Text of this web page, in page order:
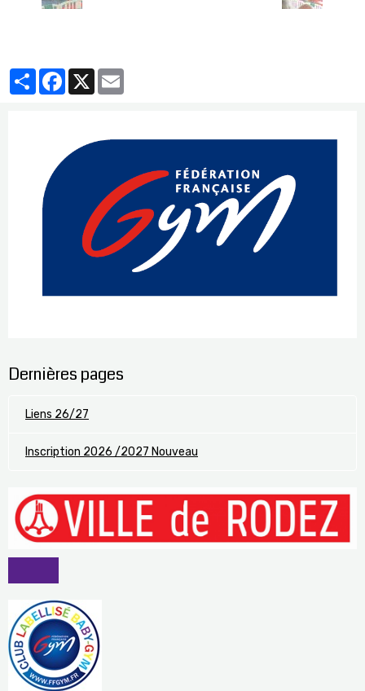
PartagerFacebook
X
Dernières pages
Liens 26/27
Inscription 2026 /2027 Nouveau